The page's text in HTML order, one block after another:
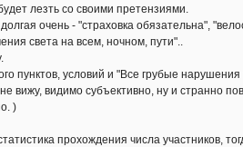
лезть со своими претензиями.
очень - "страховка обязательна",
света на всем, ночном, пути"..
пунктов, условий и "Все грубые
вижу, видимо субъективно, ну и странно
)
прохождения числа участников,